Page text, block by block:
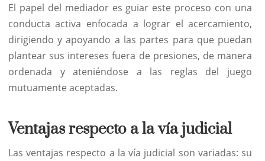
El papel del mediador es guiar este proceso con una
conducta activa enfocada a lograr el acercamiento,
dirigiendo y apoyando a las partes para que puedan
plantear sus intereses fuera de presiones, de manera
ordenada y ateniéndose a las reglas del juego
mutuamente aceptadas.
Ventajas respecto a la vía judicial
Las ventajas respecto a la vía judicial son variadas: su